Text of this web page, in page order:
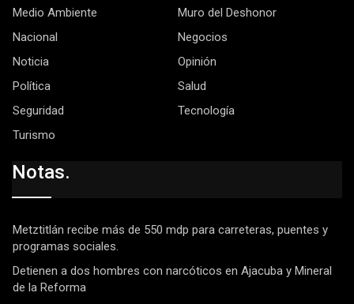
Medio Ambiente
Muro del Deshonor
Nacional
Negocios
Noticia
Opinión
Política
Salud
Seguridad
Tecnología
Turismo
Notas.
Metztitlán recibe más de 550 mdp para carreteras, puentes y
programas sociales.
Detienen a dos hombres con narcóticos en Ajacuba y Mineral
de la Reforma